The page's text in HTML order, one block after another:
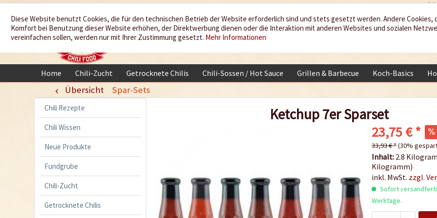
Wir würzen
Ihr Leben
Home Chili-Zucht Getrocknete Chilis Chili-Sossen / Hot Sauce Grillen & Barbecue Koch-Basics
Übersicht Spar-Sets
Chili Rezepte
Chili Wissen
Neue Produkte
Fundgrube
Chili-Zucht
Getrocknete Chilis
Ketchup 7er Sparset
23,75 € *
33,93 € *(30%
Inhalt: 2.8
Kilogramm)
inkl. MwSt. zzgl.
Sofort
Werktage.
Diese Website benutzt Cookies, die für den technischen Betrieb der Website erforderlich sind und stets gesetzt werden. Andere Cookies,
Komfort bei Benutzung dieser Website erhöhen, der Direktwerbung dienen oder die Interaktion mit anderen Websites und sozialen
vereinfachen sollen, werden nur mit Ihrer Zustimmung gesetzt. Mehr Informationen